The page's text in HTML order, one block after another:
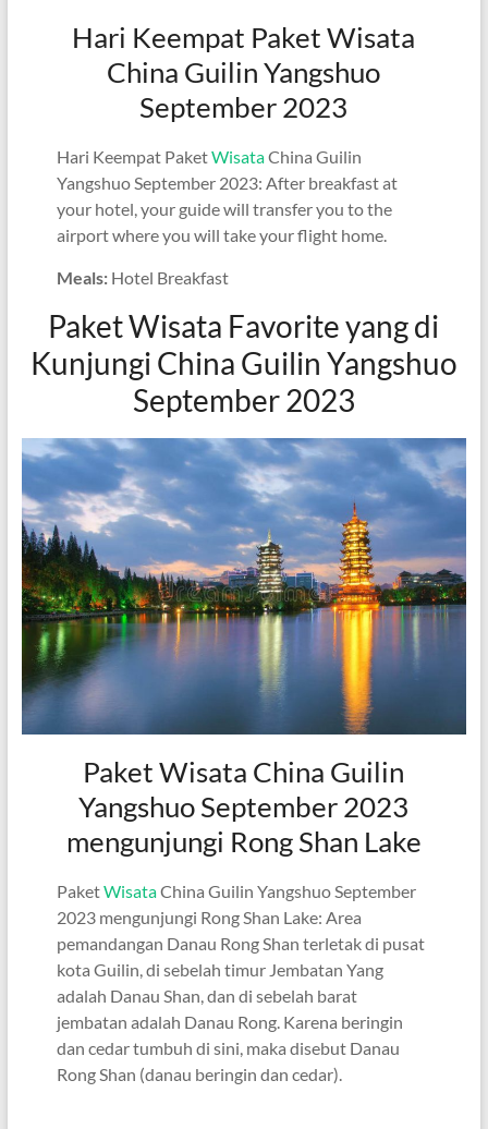
Hari Keempat Paket Wisata
China Guilin Yangshuo
September 2023
Hari Keempat PaketWisataChina Guilin
Yangshuo September 2023: After breakfast at
your hotel, your guide will transfer you to the
airport where you will take your flight home.
Meals: Hotel Breakfast
Paket Wisata Favorite yang di
Kunjungi China Guilin Yangshuo
September 2023
Paket Wisata China Guilin
Yangshuo September 2023
mengunjungi Rong Shan Lake
PaketWisataChina Guilin Yangshuo September
2023 mengunjungi Rong Shan Lake: Area
pemandangan Danau Rong Shan terletak di pusat
kota Guilin, di sebelah timur Jembatan Yang
adalah Danau Shan, dan di sebelah barat
jembatan adalah Danau Rong. Karena beringin
dan cedar tumbuh di sini, maka disebut Danau
Rong Shan (danau beringin dan cedar).